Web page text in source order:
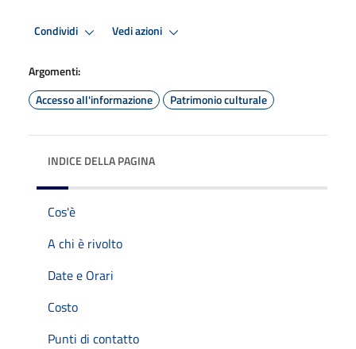
Condividi Vedi azioni
Argomenti:
Accesso all'informazione
Patrimonio culturale
INDICE DELLA PAGINA
Cos'è
A chi è rivolto
Date e Orari
Costo
Punti di contatto